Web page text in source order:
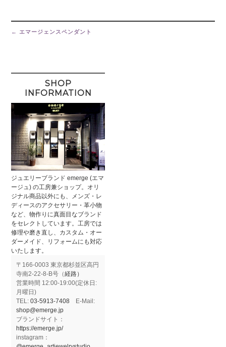
Post
navigation
← エマージェンスペンダント
SHOP
INFORMATION
ジュエリーブランド emerge (エマ
ージュ) の工房兼ショップ。オリ
ジナル商品以外にも、メンズ・レ
ディースのアクセサリー・革小物
など、物作りに真面目なブランド
をセレクトしています。工房では
修理や磨き直し、カスタム・オー
ダーメイド、リフォームにも対応
いたします。
〒166-0003 東京都杉並区高円
寺南2-22-8-B号（経路）
営業時間 12:00-19:00(定休日:
月曜日)
TEL:03-5913-7408 E-Mail:
shop@emerge.jp
ブランドサイト：
https://emerge.jp/
instagram：